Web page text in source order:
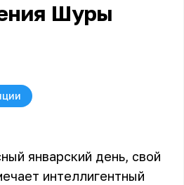
Шуры
январский день, свой
интеллигентный